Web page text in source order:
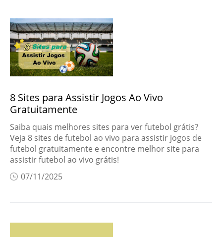
Dicas de voz
Dicas de vídeo
8 Sites para Assistir Jogos Ao Vivo
Gratuitamente
Saiba quais melhores sites para ver futebol grátis?
Veja 8 sites de futebol ao vivo para assistir jogos de
futebol gratuitamente e encontre melhor site para
assistir futebol ao vivo grátis!
07/11/2025